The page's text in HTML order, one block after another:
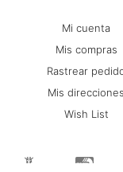
Mi cuenta
Mis compras
Rastrear
Mis direcciones
Wish List